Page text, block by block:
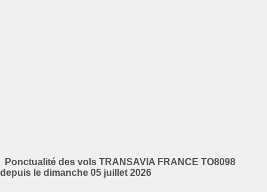
Ponctualité des vols TRANSAVIA FRANCE TO8098
depuis le dimanche 05 juillet 2026